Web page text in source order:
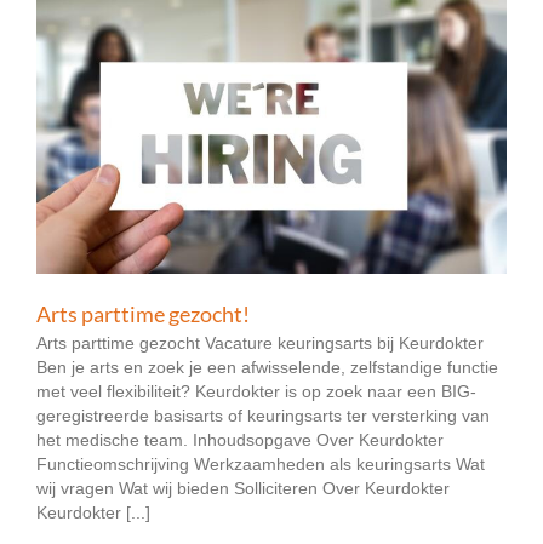
Arts parttime gezocht!
Arts parttime gezocht Vacature keuringsarts bij Keurdokter
Ben je arts en zoek je een afwisselende, zelfstandige functie
met veel flexibiliteit? Keurdokter is op zoek naar een BIG-
geregistreerde basisarts of keuringsarts ter versterking van
het medische team. Inhoudsopgave Over Keurdokter
Functieomschrijving Werkzaamheden als keuringsarts Wat
wij vragen Wat wij bieden Solliciteren Over Keurdokter
Keurdokter [...]